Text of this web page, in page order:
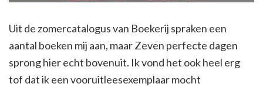
Uit de zomercatalogus van Boekerij spraken een
aantal boeken mij aan, maar Zeven perfecte dagen
sprong hier echt bovenuit. Ik vond het ook heel erg
tof dat ik een vooruitleesexemplaar mocht